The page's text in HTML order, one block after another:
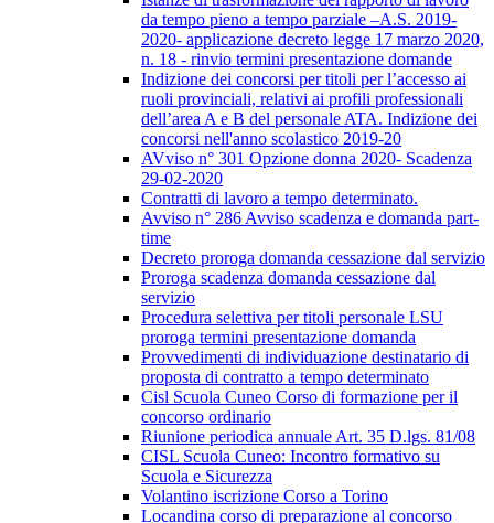
da tempo pieno a tempo parziale –A.S. 2019-
2020- applicazione decreto legge 17 marzo 2020,
n. 18 - rinvio termini presentazione domande
Indizione dei concorsi per titoli per l’accesso ai
ruoli provinciali, relativi ai profili professionali
dell’area A e B del personale ATA. Indizione dei
concorsi nell'anno scolastico 2019-20
AVviso n° 301 Opzione donna 2020- Scadenza
29-02-2020
Contratti di lavoro a tempo determinato.
Avviso n° 286 Avviso scadenza e domanda part-
time
Decreto proroga domanda cessazione dal servizio
Proroga scadenza domanda cessazione dal
servizio
Procedura selettiva per titoli personale LSU
proroga termini presentazione domanda
Provvedimenti di individuazione destinatario di
proposta di contratto a tempo determinato
Cisl Scuola Cuneo Corso di formazione per il
concorso ordinario
Riunione periodica annuale Art. 35 D.lgs. 81/08
CISL Scuola Cuneo: Incontro formativo su
Scuola e Sicurezza
Volantino iscrizione Corso a Torino
Locandina corso di preparazione al concorso